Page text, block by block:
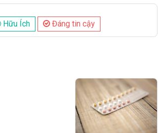
Hữu Ích Đáng tin cậy